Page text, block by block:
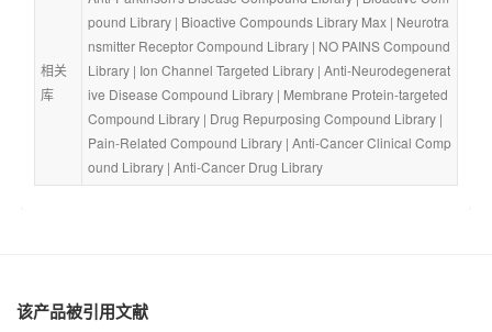
相关
库
pound Library | Bioactive Compounds Library Max | Neurotra
nsmitter Receptor Compound Library | NO PAINS Compound
Library | Ion Channel Targeted Library | Anti-Neurodegenerat
ive Disease Compound Library | Membrane Protein-targeted
Compound Library | Drug Repurposing Compound Library
Pain-Related Compound Library | Anti-Cancer Clinical Comp
ound Library | Anti-Cancer Drug Library
该产品被引用文献